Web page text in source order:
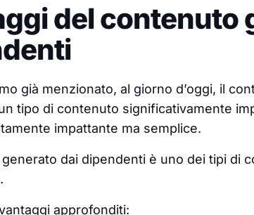
del contenuto
già menzionato, al giorno d’oggi, il
tipo di contenuto significativamente
impattante ma semplice.
dai dipendenti è uno dei tipi di
approfonditi: